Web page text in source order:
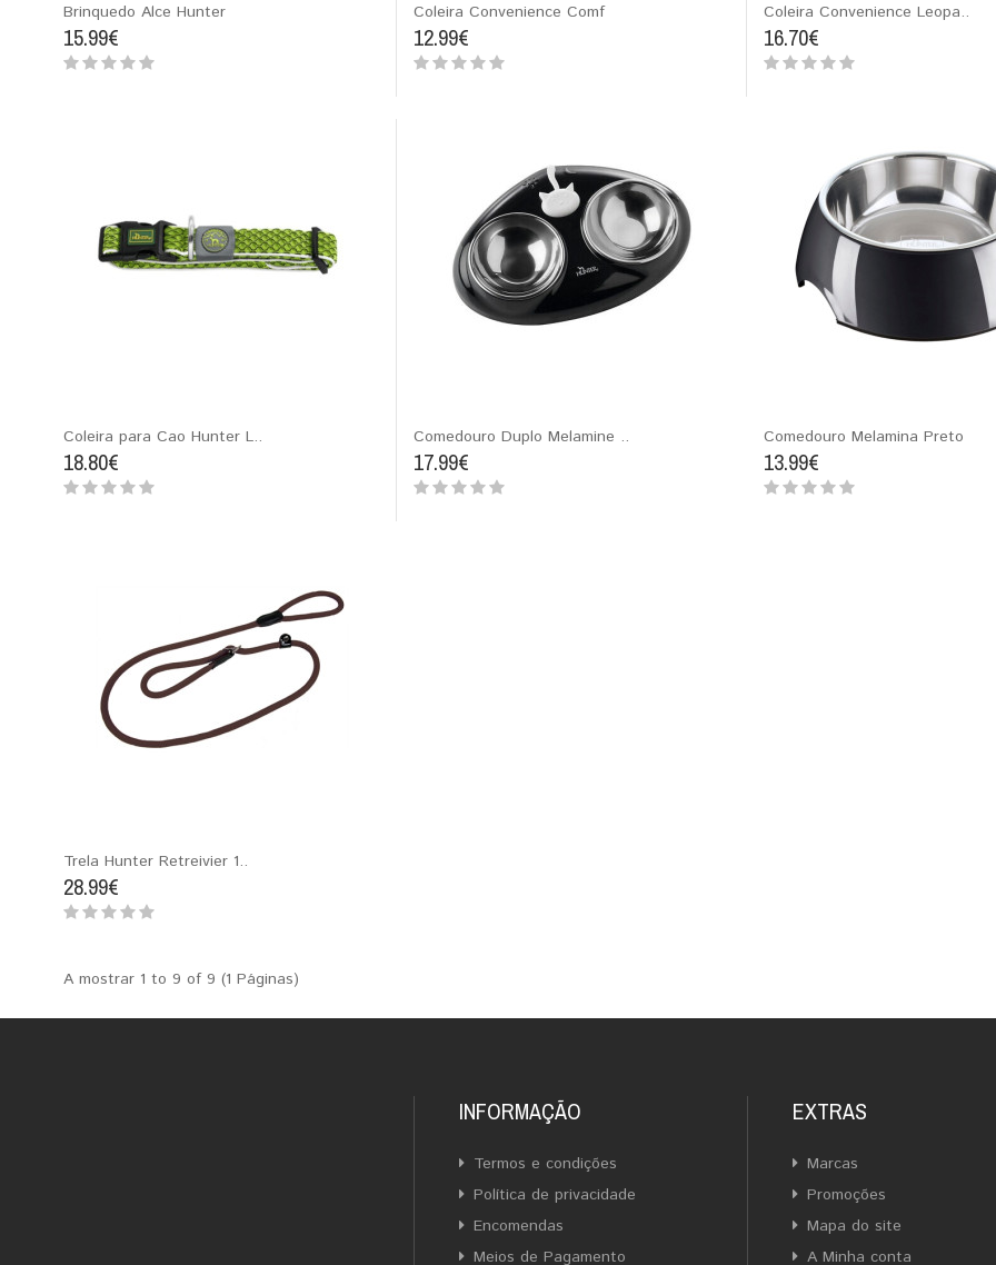
Brinquedo Alce Hunter
15.99€
Coleira Convenience Comf
12.99€
Coleira Convenience Leopa..
16.70€
Coleira para Cao Hunter L..
18.80€
Comedouro Duplo Melamine ..
17.99€
Comedouro Melamina Preto
13.99€
Trela Hunter Retreivier 1..
28.99€
A mostrar 1 to 9 of 9 (1 Páginas)
INFORMAÇÃO
Termos e condições
Política de privacidade
Encomendas
Meios de Pagamento
EXTRAS
Marcas
Promoções
Mapa do site
A Minha conta